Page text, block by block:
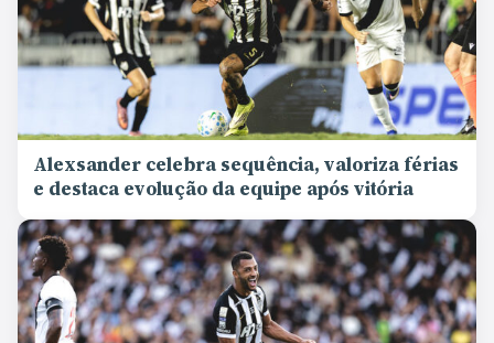
Alexsander celebra sequência, valoriza férias
e destaca evolução da equipe após vitória